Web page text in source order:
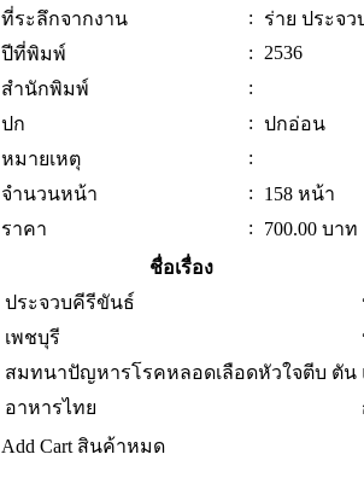
ที่ระลึกจากงาน
:
ร่าย ประจว
ปีที่พิมพ์
: 2536
สำนักพิมพ์
:
ปก
: ปกอ่อน
หมายเหตุ
:
จำนวนหน้า
:
158 หน้า
ราคา
: 700.00 บาท
ชื่อเรื่อง
ประจวบคีรีขันธ์
เพชบุรี
สมทนาปัญหารโรคหลอดเลือดหัวใจตีบ ตัน
อาหารไทย
Add Cart สินค้าหมด